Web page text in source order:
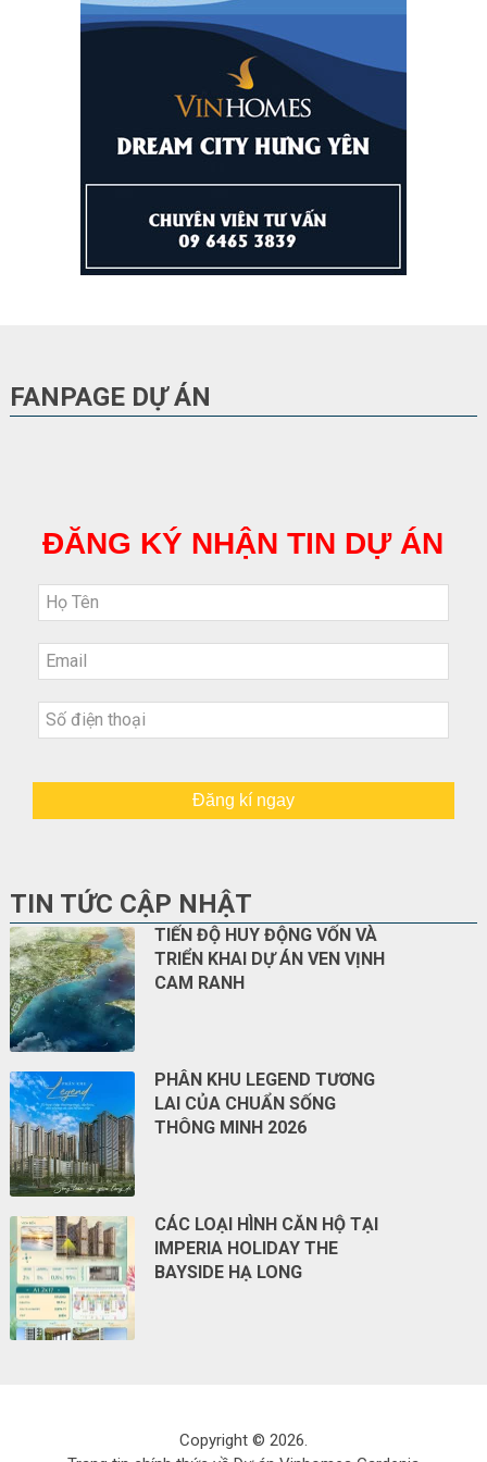
FANPAGE DỰ ÁN
ĐĂNG KÝ NHẬN TIN DỰ ÁN
Đăng kí ngay
TIN TỨC CẬP NHẬT
TIẾN ĐỘ HUY ĐỘNG VỐN VÀ
TRIỂN KHAI DỰ ÁN VEN VỊNH
CAM RANH
PHÂN KHU LEGEND TƯƠNG
LAI CỦA CHUẨN SỐNG
THÔNG MINH 2026
CÁC LOẠI HÌNH CĂN HỘ TẠI
IMPERIA HOLIDAY THE
BAYSIDE HẠ LONG
Copyright © 2026.